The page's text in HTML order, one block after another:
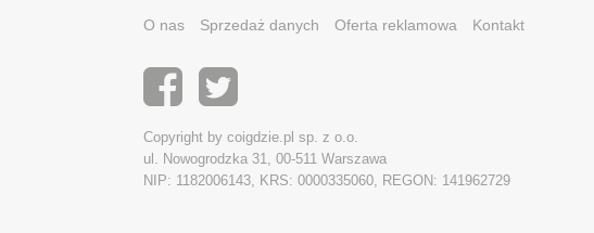
O nas Sprzedaż danych Oferta reklamowa Kontakt
Copyright by coigdzie.pl sp. z o.o.
ul. Nowogrodzka 31, 00-511 Warszawa
NIP: 1182006143, KRS: 0000335060, REGON: 141962729